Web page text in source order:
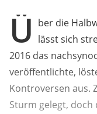
Ü ber die
lässt sich
2016 das
veröffentlichte,
Kontroversen aus.
Sturm gelegt, doch